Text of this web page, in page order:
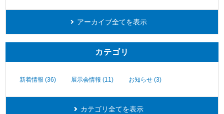
アーカイブ全てを表示
カテゴリ
新着情報 (36) 展示会情報 (11) お知らせ (3)
カテゴリ全てを表示